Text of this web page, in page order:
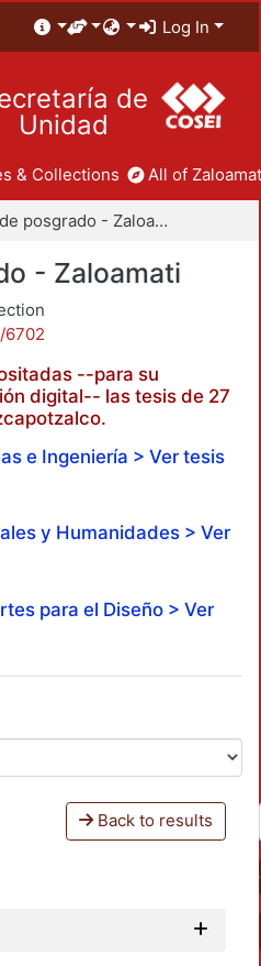
Log In
de
Unidad
& Collections All of
Tesis de posgrado - Zaloamati
- Zaloamati
6702
--para su
digital-- las tesis de 27
e Ingeniería > Ver tesis
y Humanidades > Ver
para el Diseño > Ver
Back to results